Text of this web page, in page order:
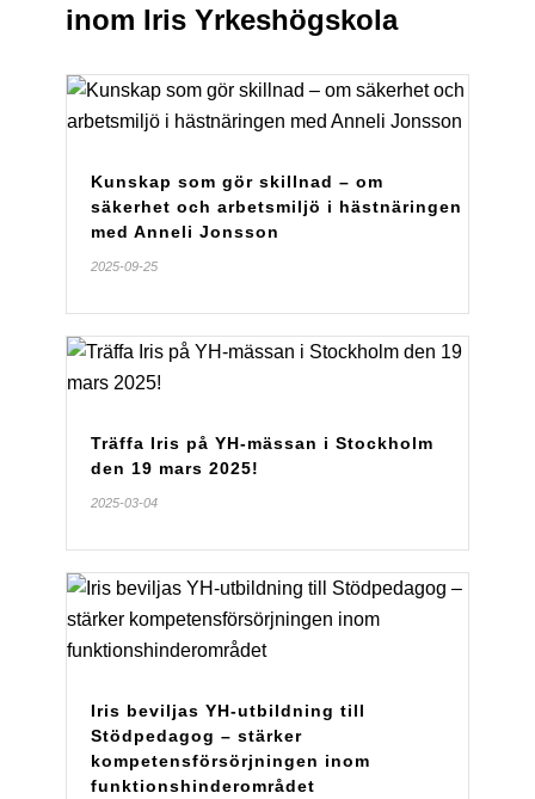
inom Iris Yrkeshögskola
Kunskap som gör skillnad – om
säkerhet och arbetsmiljö i hästnäringen
med Anneli Jonsson
2025-09-25
Träffa Iris på YH-mässan i Stockholm
den 19 mars 2025!
2025-03-04
Iris beviljas YH-utbildning till
Stödpedagog – stärker
kompetensförsörjningen inom
funktionshinderområdet